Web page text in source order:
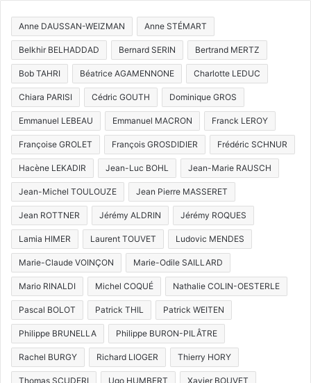
Anne DAUSSAN-WEIZMAN Anne STÉMART
Belkhir BELHADDAD Bernard SERIN Bertrand MERTZ
Bob TAHRI Béatrice AGAMENNONE Charlotte LEDUC
Chiara PARISI Cédric GOUTH Dominique GROS
Emmanuel LEBEAU Emmanuel MACRON Franck LEROY
Françoise GROLET François GROSDIDIER Frédéric SCHNUR
Hacène LEKADIR Jean-Luc BOHL Jean-Marie RAUSCH
Jean-Michel TOULOUZE Jean Pierre MASSERET
Jean ROTTNER Jérémy ALDRIN Jérémy ROQUES
Lamia HIMER Laurent TOUVET Ludovic MENDES
Marie-Claude VOINÇON Marie-Odile SAILLARD
Mario RINALDI Michel COQUÉ Nathalie COLIN-OESTERLE
Pascal BOLOT Patrick THIL Patrick WEITEN
Philippe BRUNELLA Philippe BURON-PILÂTRE
Rachel BURGY Richard LIOGER Thierry HORY
Thomas SCUDERI Ugo HUMBERT Xavier BOUVET